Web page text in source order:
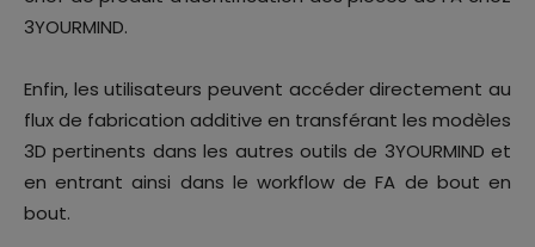
3YOURMIND.
Enfin, les utilisateurs peuvent accéder directement au
flux de fabrication additive en transférant les modèles
3D pertinents dans les autres outils de 3YOURMIND et
en entrant ainsi dans le workflow de FA de bout en
bout.